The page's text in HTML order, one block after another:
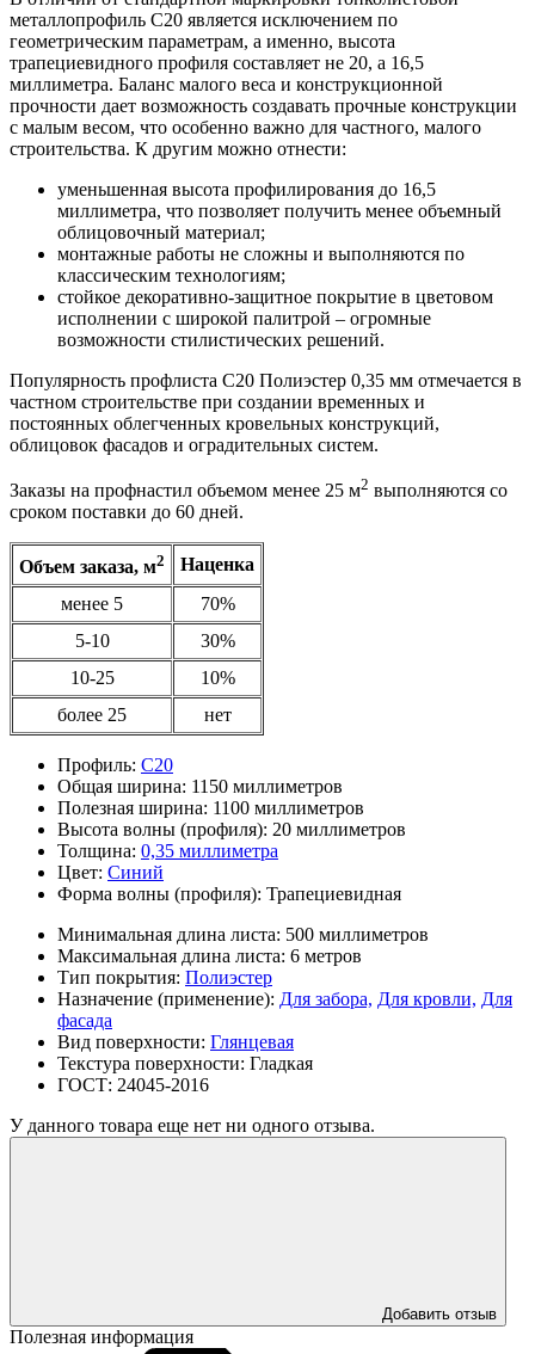
металлопрофиль С20 является исключением по
геометрическим параметрам, а именно, высота
трапециевидного профиля составляет не 20, а 16,5
миллиметра. Баланс малого веса и конструкционной
прочности дает возможность создавать прочные конструкции
с малым весом, что особенно важно для частного, малого
строительства. К другим можно отнести:
уменьшенная высота профилирования до 16,5
миллиметра, что позволяет получить менее объемный
облицовочный материал;
монтажные работы не сложны и выполняются по
классическим технологиям;
стойкое декоративно-защитное покрытие в цветовом
исполнении с широкой палитрой – огромные
возможности стилистических решений.
Популярность профлиста С20 Полиэстер 0,35 мм отмечается в
частном строительстве при создании временных и
постоянных облегченных кровельных конструкций,
облицовок фасадов и оградительных систем.
Заказы на профнастил объемом менее 25 м2 выполняются со
сроком поставки до 60 дней.
Объем заказа, м2
Наценка
менее 5
70%
5-10
30%
10-25
10%
более 25
нет
Профиль: С20
Общая ширина: 1150 миллиметров
Полезная ширина: 1100 миллиметров
Высота волны (профиля): 20 миллиметров
Толщина: 0,35 миллиметра
Цвет: Синий
Форма волны (профиля): Трапециевидная
Минимальная длина листа: 500 миллиметров
Максимальная длина листа: 6 метров
Тип покрытия: Полиэстер
Назначение (применение): Для забора, Для кровли, Для
фасада
Вид поверхности: Глянцевая
Текстура поверхности: Гладкая
ГОСТ: 24045-2016
У данного товара еще нет ни одного отзыва.
Добавить отзыв
Полезная информация